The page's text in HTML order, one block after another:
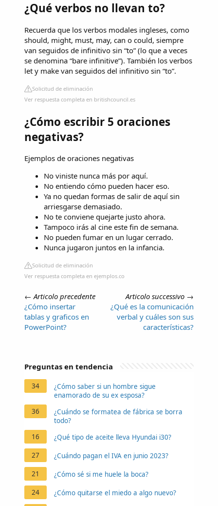
¿Qué verbos no llevan to?
Recuerda que los verbos modales ingleses, como
should, might, must, may, can o could, siempre
van seguidos de infinitivo sin “to” (lo que a veces
se denomina “bare infinitive”). También los verbos
let y make van seguidos del infinitivo sin “to”.
Solicitud de eliminación
Ver respuesta completa en britishcouncil.es
¿Cómo escribir 5 oraciones
negativas?
Ejemplos de oraciones negativas
No viniste nunca más por aquí.
No entiendo cómo pueden hacer eso.
Ya no quedan formas de salir de aquí sin
arriesgarse demasiado.
No te conviene quejarte justo ahora.
Tampoco irás al cine este fin de semana.
No pueden fumar en un lugar cerrado.
Nunca jugaron juntos en la infancia.
Solicitud de eliminación
Ver respuesta completa en ejemplos.co
←Articolo precedente
¿Cómo insertar
tablas y graficos en
PowerPoint?
Articolo successivo →
¿Qué es la comunicación
verbal y cuáles son sus
características?
Preguntas en tendencia
34
¿Cómo saber si un hombre sigue
enamorado de su ex esposa?
36
¿Cuándo se formatea de fábrica se borra
todo?
16
¿Qué tipo de aceite lleva Hyundai i30?
27 ¿Cuándo pagan el IVA en junio 2023?
21 ¿Cómo sé si me huele la boca?
24 ¿Cómo quitarse el miedo a algo nuevo?